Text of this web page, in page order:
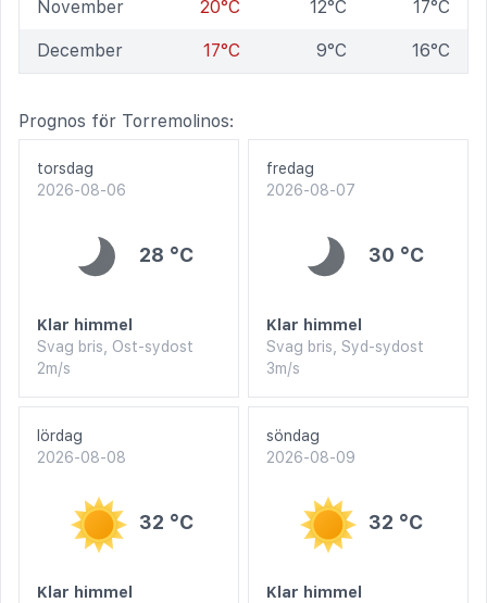
November 20°C 12°C 17°C
December 17°C 9°C 16°C
Prognos för Torremolinos:
torsdag
2026-08-06
28 °C
Klar himmel
Svag bris, Ost-sydost
2m/s
fredag
2026-08-07
30 °C
Klar himmel
Svag bris, Syd-sydost
3m/s
lördag
2026-08-08
32 °C
Klar himmel
söndag
2026-08-09
32 °C
Klar himmel